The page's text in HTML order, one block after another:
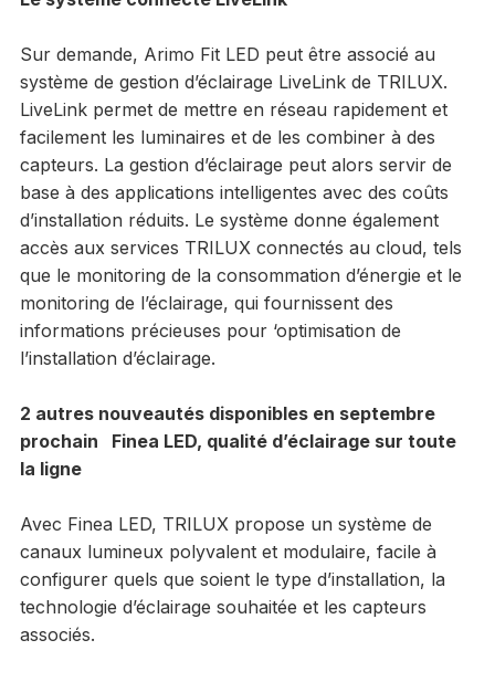
Sur demande, Arimo Fit LED peut être associé au
système de gestion d’éclairage LiveLink de TRILUX.
LiveLink permet de mettre en réseau rapidement et
facilement les luminaires et de les combiner à des
capteurs. La gestion d’éclairage peut alors servir de
base à des applications intelligentes avec des coûts
d’installation réduits. Le système donne également
accès aux services TRILUX connectés au cloud, tels
que le monitoring de la consommation d’énergie et le
monitoring de l’éclairage, qui fournissent des
informations précieuses pour ‘optimisation de
l’installation d’éclairage.
2 autres nouveautés disponibles en septembre
prochain Finea LED, qualité d’éclairage sur toute
la ligne
Avec Finea LED, TRILUX propose un système de
canaux lumineux polyvalent et modulaire, facile à
configurer quels que soient le type d’installation, la
technologie d’éclairage souhaitée et les capteurs
associés.